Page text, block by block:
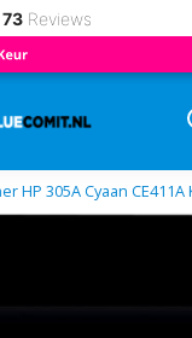
73 Reviews
HP 305A Cyaan CE411A